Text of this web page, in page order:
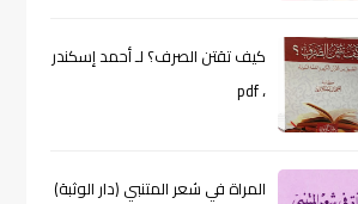
كيف تقتن الصرف؟ لـ أحمد إسكندر
، pdf
المراة في شعر المتنبي (دار الوثبة)